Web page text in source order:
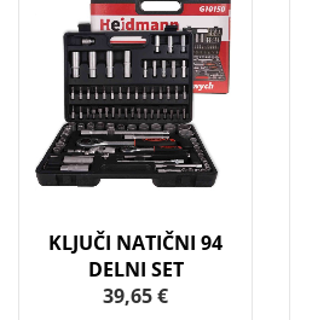
KLJUČI NATIČNI 94
DELNI SET
39,65 €